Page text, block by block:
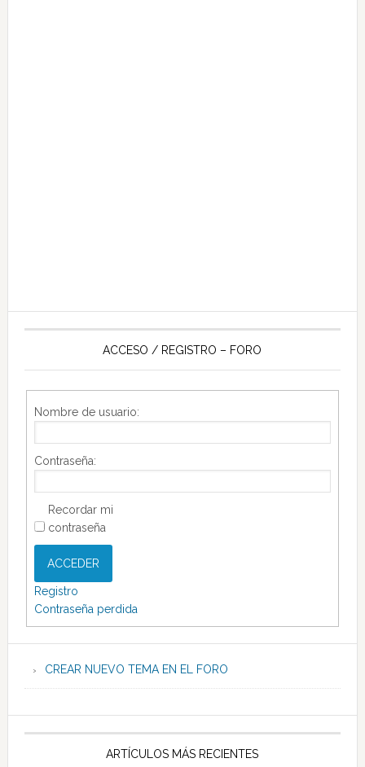
ACCESO / REGISTRO – FORO
Nombre de usuario:
Contraseña:
Recordar mi
contraseña
ACCEDER
Registro
Contraseña perdida
CREAR NUEVO TEMA EN EL FORO
ARTÍCULOS MÁS RECIENTES